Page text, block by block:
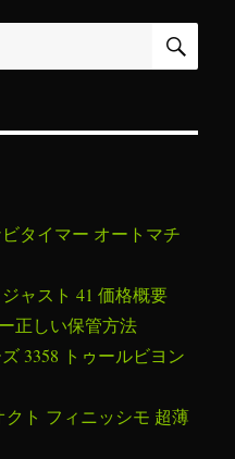
検
タイマー オートマチ
ャスト 41 価格概要
正しい保管方法
3358 トゥールビヨン
ト フィニッシモ 超薄